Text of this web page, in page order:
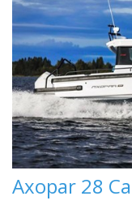
Axopar 28